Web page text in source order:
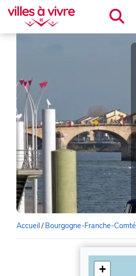
Accueil/ Bourgogne-Franche-Comté
+